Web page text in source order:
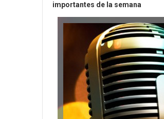
importantes de la semana